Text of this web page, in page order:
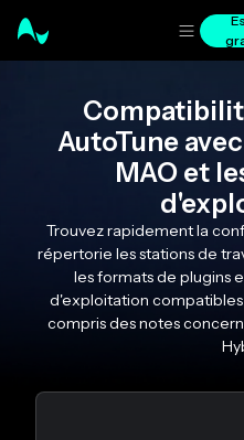
AutoTune
MAO et
Trouvez rapidement la
répertorie les stations de
les formats de plugins
d'exploitation compatibles
compris des notes